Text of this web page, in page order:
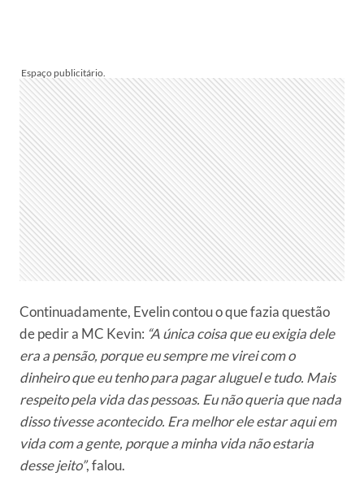
Continuadamente, Evelin contou o que fazia questão
de pedir a MC Kevin: “A única coisa que eu exigia dele
era a pensão, porque eu sempre me virei com o
dinheiro que eu tenho para pagar aluguel e tudo. Mais
respeito pela vida das pessoas. Eu não queria que nada
disso tivesse acontecido. Era melhor ele estar aqui em
vida com a gente, porque a minha vida não estaria
desse jeito”, falou.